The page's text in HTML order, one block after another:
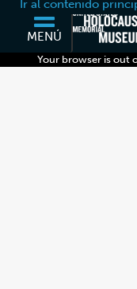
Ir al contenido
MENÚ
Your browser is out